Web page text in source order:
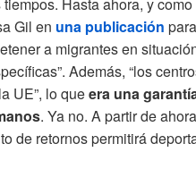
Hasta ahora, y
Gil en una publicación para
a migrantes en
Además, “los
UE”, lo queera una
. Ya no. A partir de
de retornos permitirá